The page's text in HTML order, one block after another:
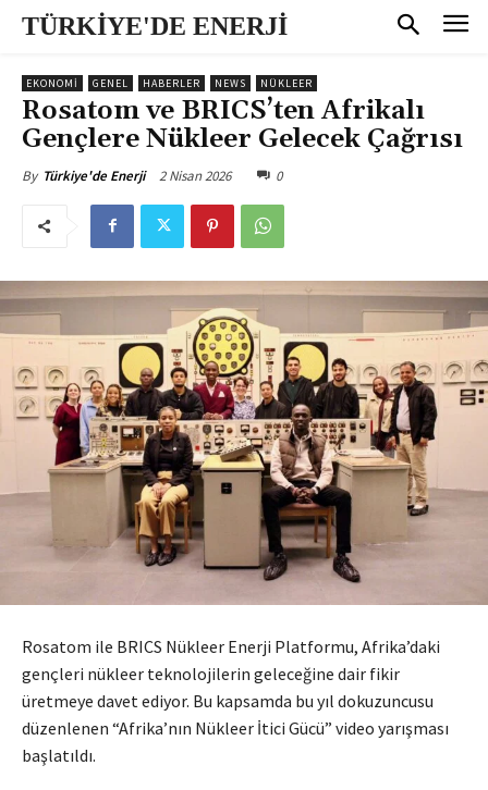
TÜRKİYE'DE ENERJİ
EKONOMI GENEL HABERLER NEWS NÜKLEER
Rosatom ve BRICS’ten Afrikalı
Gençlere Nükleer Gelecek Çağrısı
By Türkiye'de Enerji 2 Nisan 2026 0
Rosatom ile BRICS Nükleer Enerji Platformu, Afrika’daki
gençleri nükleer teknolojilerin geleceğine dair fikir
üretmeye davet ediyor. Bu kapsamda bu yıl dokuzuncusu
düzenlenen “Afrika’nın Nükleer İtici Gücü” video yarışması
başlatıldı.